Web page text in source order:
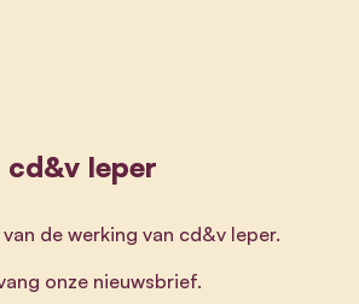
Ieper
de werking van cd&v Ieper.
onze nieuwsbrief.